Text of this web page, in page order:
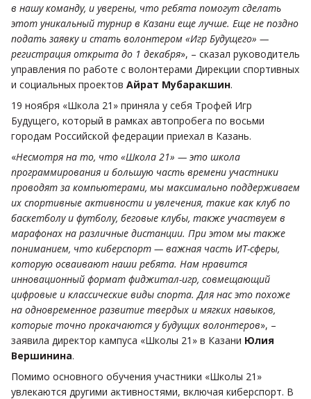
в нашу команду, и уверены, что ребята помогут сделать
этот уникальный турнир в Казани еще лучше. Еще не поздно
подать заявку и стать волонтером «Игр Будущего» —
регистрация открыта до 1 декабря», – сказал руководитель
управления по работе с волонтерами Дирекции спортивных
и социальных проектов Айрат Мубаракшин.
19 ноября «Школа 21» приняла у себя Трофей Игр
Будущего, который в рамках автопробега по восьми
городам Российской федерации приехал в Казань.
«Несмотря на то, что «Школа 21» — это школа
программирования и большую часть времени участники
проводят за компьютерами, мы максимально поддерживаем
их спортивные активности и увлечения, такие как клуб по
баскетболу и футболу, беговые клубы, также участвуем в
марафонах на различные дистанции. При этом мы также
пониманием, что киберспорт — важная часть ИТ-сферы,
которую осваивают наши ребята. Нам нравится
инновационный формат фиджитал-игр, совмещающий
цифровые и классические виды спорта. Для нас это похоже
на одновременное развитие твердых и мягких навыков,
которые точно прокачаются у будущих волонтеров», –
заявила директор кампуса «Школы 21» в Казани Юлия
Вершинина.
Помимо основного обучения участники «Школы 21»
увлекаются другими активностями, включая киберспорт. В